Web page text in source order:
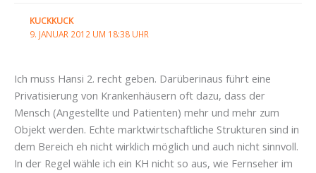
KUCKKUCK
9. JANUAR 2012 UM 18:38 UHR
Ich muss Hansi 2. recht geben. Darüberinaus führt eine
Privatisierung von Krankenhäusern oft dazu, dass der
Mensch (Angestellte und Patienten) mehr und mehr zum
Objekt werden. Echte marktwirtschaftliche Strukturen sind in
dem Bereich eh nicht wirklich möglich und auch nicht sinnvoll.
In der Regel wähle ich ein KH nicht so aus, wie Fernseher im